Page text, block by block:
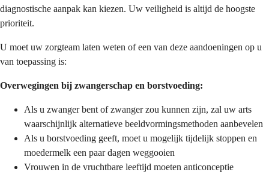
diagnostische aanpak kan kiezen. Uw veiligheid is altijd de hoogste
prioriteit.
U moet uw zorgteam laten weten of een van deze aandoeningen op u
van toepassing is:
Overwegingen bij zwangerschap en borstvoeding:
Als u zwanger bent of zwanger zou kunnen zijn, zal uw arts
waarschijnlijk alternatieve beeldvormingsmethoden aanbevelen
Als u borstvoeding geeft, moet u mogelijk tijdelijk stoppen en
moedermelk een paar dagen weggooien
Vrouwen in de vruchtbare leeftijd moeten anticonceptie